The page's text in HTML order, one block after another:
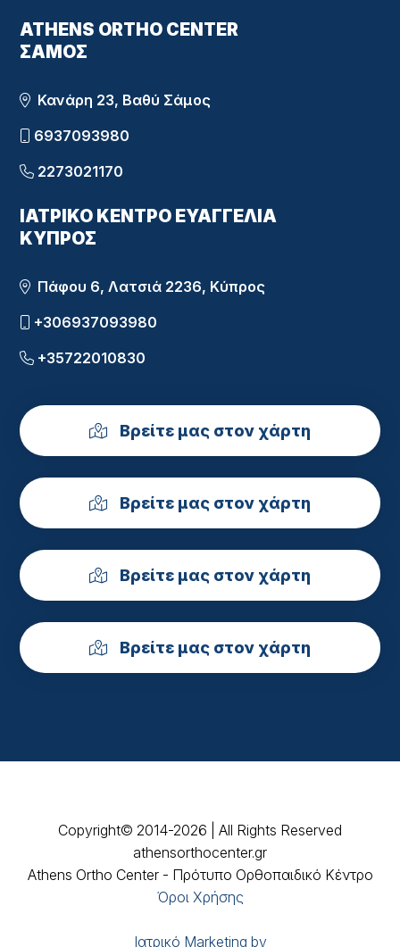
ATHENS ORTHO CENTER
ΣΑΜΟΣ
Κανάρη 23, Βαθύ Σάμος
6937093980
2273021170
ΙΑΤΡΙΚΟ ΚΕΝΤΡΟ ΕΥΑΓΓΕΛΙΑ
ΚΥΠΡΟΣ
Πάφου 6, Λατσιά 2236, Κύπρος
+306937093980
+35722010830
Βρείτε μας στον χάρτη
Βρείτε μας στον χάρτη
Βρείτε μας στον χάρτη
Βρείτε μας στον χάρτη
Copyright© 2014-2026 | All Rights Reserved
athensorthocenter.gr
Athens Ortho Center - Πρότυπο Ορθοπαιδικό Κέντρο
Όροι Χρήσης
Ιατρικό Marketing by